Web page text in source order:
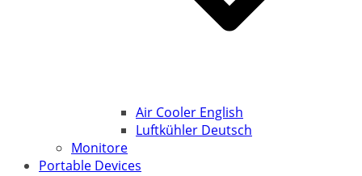
Air Cooler English
Luftkühler Deutsch
Monitore
Portable Devices